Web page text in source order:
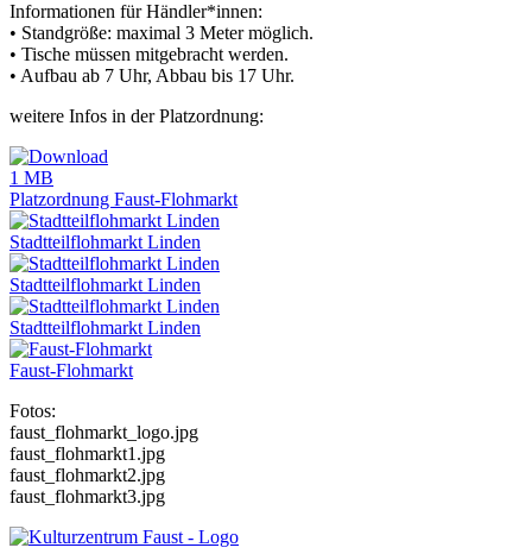
Informationen für Händler*innen:
• Standgröße: maximal 3 Meter möglich.
• Tische müssen mitgebracht werden.
• Aufbau ab 7 Uhr, Abbau bis 17 Uhr.
weitere Infos in der Platzordnung:
1 MB
Platzordnung Faust-Flohmarkt
Stadtteilflohmarkt Linden
Stadtteilflohmarkt Linden
Stadtteilflohmarkt Linden
Faust-Flohmarkt
Fotos:
faust_flohmarkt_logo.jpg
faust_flohmarkt1.jpg
faust_flohmarkt2.jpg
faust_flohmarkt3.jpg